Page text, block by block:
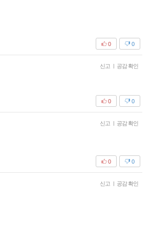
0
0
신고 | 공감 확인
0
0
신고 | 공감 확인
0
0
신고 | 공감 확인